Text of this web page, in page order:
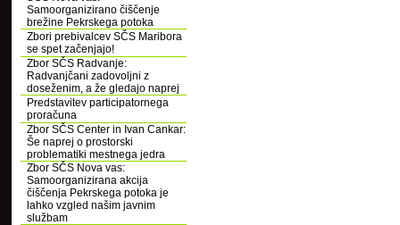
Samoorganizirano čiščenje
brežine Pekrskega potoka
Zbori prebivalcev SČS Maribora
se spet začenjajo!
Zbor SČS Radvanje:
Radvanjčani zadovoljni z
doseženim, a že gledajo naprej
Predstavitev participatornega
proračuna
Zbor SČS Center in Ivan Cankar:
Še naprej o prostorski
problematiki mestnega jedra
Zbor SČS Nova vas:
Samoorganizirana akcija
čiščenja Pekrskega potoka je
lahko vzgled našim javnim
službam